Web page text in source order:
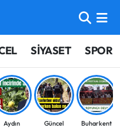
SİYASET SPOR
Aydın Güncel Buharkent